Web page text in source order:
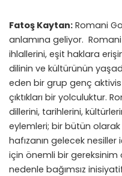
Fatoş Kaytan: Romani
anlamına geliyor.
ihlallerini, eşit haklara
dilinin ve kültürünün
eden bir grup genç
çıktıkları bir yolculuktur.
dillerini, tarihlerini,
eylemleri; bir bütün
hafızanın gelecek
için önemli bir gereksinim
nedenle bağımsız